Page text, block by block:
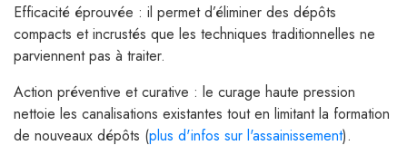
Efficacité éprouvée : il permet d’éliminer des dépôts
compacts et incrustés que les techniques traditionnelles ne
parviennent pas à traiter.
Action préventive et curative : le curage haute pression
nettoie les canalisations existantes tout en limitant la formation
de nouveaux dépôts (plus d'infos sur l'assainissement).